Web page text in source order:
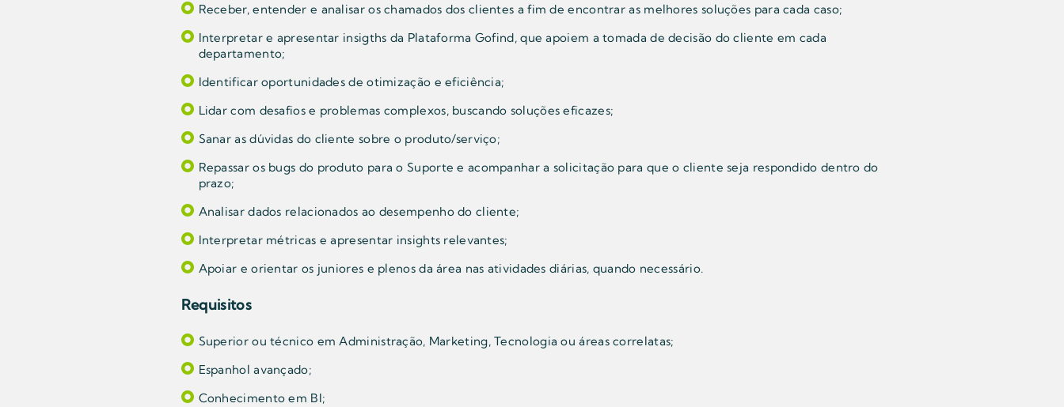
Receber, entender e analisar os chamados dos clientes a fim de encontrar as melhores soluções para cada caso;
Interpretar e apresentar insigths da Plataforma Gofind, que apoiem a tomada de decisão do cliente em cada
departamento;
Identificar oportunidades de otimização e eficiência;
Lidar com desafios e problemas complexos, buscando soluções eficazes;
Sanar as dúvidas do cliente sobre o produto/serviço;
Repassar os bugs do produto para o Suporte e acompanhar a solicitação para que o cliente seja respondido dentro do
prazo;
Analisar dados relacionados ao desempenho do cliente;
Interpretar métricas e apresentar insights relevantes;
Apoiar e orientar os juniores e plenos da área nas atividades diárias, quando necessário.
Requisitos
Superior ou técnico em Administração, Marketing, Tecnologia ou áreas correlatas;
Espanhol avançado;
Conhecimento em BI;